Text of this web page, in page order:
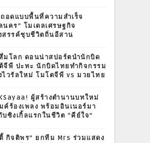
ถอดแบบพื้นที่ความสำเร็จ
นคร” โมเดลเศรษฐกิจ
สรรค์ชุบชีวิตถิ่นอีสาน
มโลก ดอนน่าสปอร์ตนำนักบิด
จีพี ปะทะ นักบิดไทยทำกิจกรรม
ไวรัลใหม่ โมโตจีพี vs มวยไทย
ผู้สร้างตำนานบทใหม่
ค์ร้องเพลง พร้อมอินเนอร์มา
บซิงเกิ้ลแรกในชีวิต “คีย์ใจ”
กิจติพร” ยกทีม Mrs ร่วมแสดง